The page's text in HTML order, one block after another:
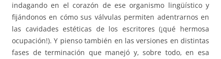
indagando en el corazón de ese organismo lingüístico y
fijándonos en cómo sus válvulas permiten adentrarnos en
las cavidades estéticas de los escritores (¡qué hermosa
ocupación!). Y pienso también en las versiones en distintas
fases de terminación que manejó y, sobre todo, en esa